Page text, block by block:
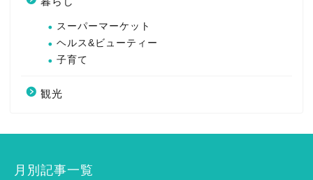
スーパーマーケット
ヘルス&ビューティー
子育て
観光
月別記事一覧